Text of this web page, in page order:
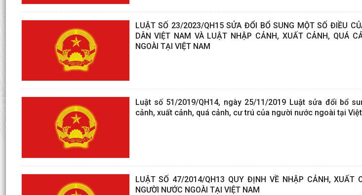
LUẬT SỐ 23/2023/QH15 SỬA ĐỔI BỔ SUNG MỘT SỐ ĐIỀU
DÂN VIỆT NAM VÀ LUẬT NHẬP CẢNH, XUẤT CẢNH, QUÁ
NGOÀI TẠI VIỆT NAM
Luật số 51/2019/QH14, ngày 25/11/2019 Luật sửa đổi bổ
cảnh, xuất cảnh, quá cảnh, cư trú của người nước ngoài tại
LUẬT SỐ 47/2014/QH13 QUY ĐỊNH VỀ NHẬP CẢNH, XUẤT
NGƯỜI NƯỚC NGOÀI TẠI VIỆT NAM